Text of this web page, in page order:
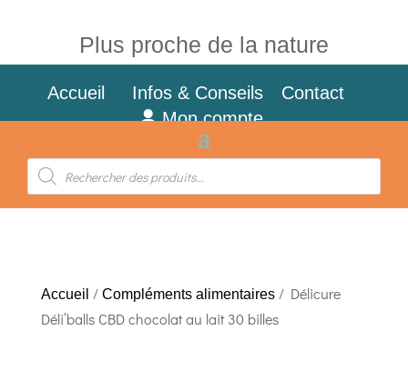
Plus proche de la nature
Accueil Infos & Conseils
Contact
Mon compte
Recherche
produits
Accueil / Compléments alimentaires/ Délicure
Déli’balls CBD chocolat au lait 30 billes